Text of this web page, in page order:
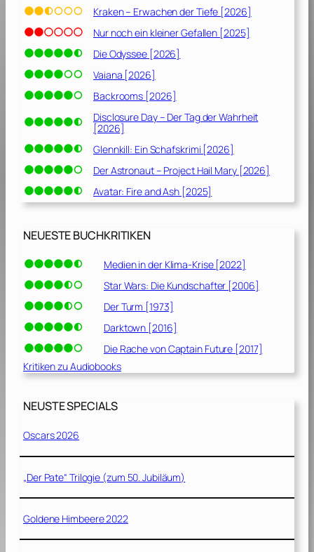
Kraken – Erwachen der Tiefe [2026]
Nur noch ein kleiner Gefallen [2025]
Die Odyssee [2026]
Vaiana [2026]
Backrooms [2026]
Disclosure Day – Der Tag der Wahrheit
[2026]
Glennkill: Ein Schafskrimi [2026]
Der Astronaut – Project Hail Mary [2026]
Avatar: Fire and Ash [2025]
NEUESTE BUCHKRITIKEN
Medien in der Klima-Krise [2022]
Star Wars: Die Kundschafter [2006]
Der Turm [1973]
Darktown [2016]
Die Rache von Captain Future [2017]
Kritiken zu Audiobooks
NEUSTE SPECIALS
Oscars 2026
„Der Pate“ Trilogie (zum 50. Jubiläum)
Goldene Himbeere 2022